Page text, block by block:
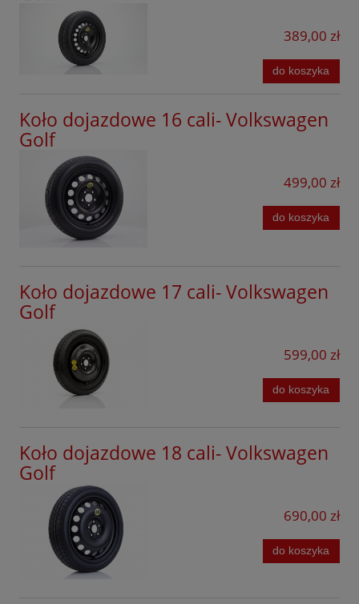
Ford
Forthing
Geely
Honda
Hyundai
Jaecoo
Leapmotor
Lexus
Lynk&Co
Mazda
MG
Mini
Mitsubishi
Nissan
Omoda
Golf GTI
Golf Plus
e-UP!
E-Caravelle
e-Golf
E-Transporter
ID.3
ID.4
ID.5
ID.7
New Beetle
Passat
Passat Alltrack
Passat CC
389,00 zł
do koszyka
Koło dojazdowe 16 cali- Volkswagen
Golf
499,00 zł
do koszyka
Koło dojazdowe 17 cali- Volkswagen
Golf
599,00 zł
do koszyka
Koło dojazdowe 18 cali- Volkswagen
Golf
690,00 zł
do koszyka